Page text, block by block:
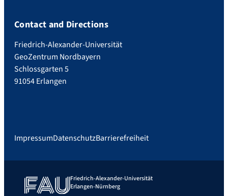
Contact and Directions
Friedrich-Alexander-Universität
GeoZentrum Nordbayern
Schlossgarten 5
91054 Erlangen
ImpressumDatenschutzBarrierefreiheit
Friedrich-Alexander-Universität
Erlangen-Nürnberg